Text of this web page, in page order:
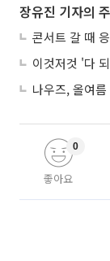
장유진 기자의
콘서트 갈 때
좋아요
0